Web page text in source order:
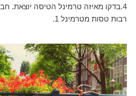
4.בדקו מאיזה טרמינל הטיסה יוצאת.
רבות טסות מטרמינל 1.